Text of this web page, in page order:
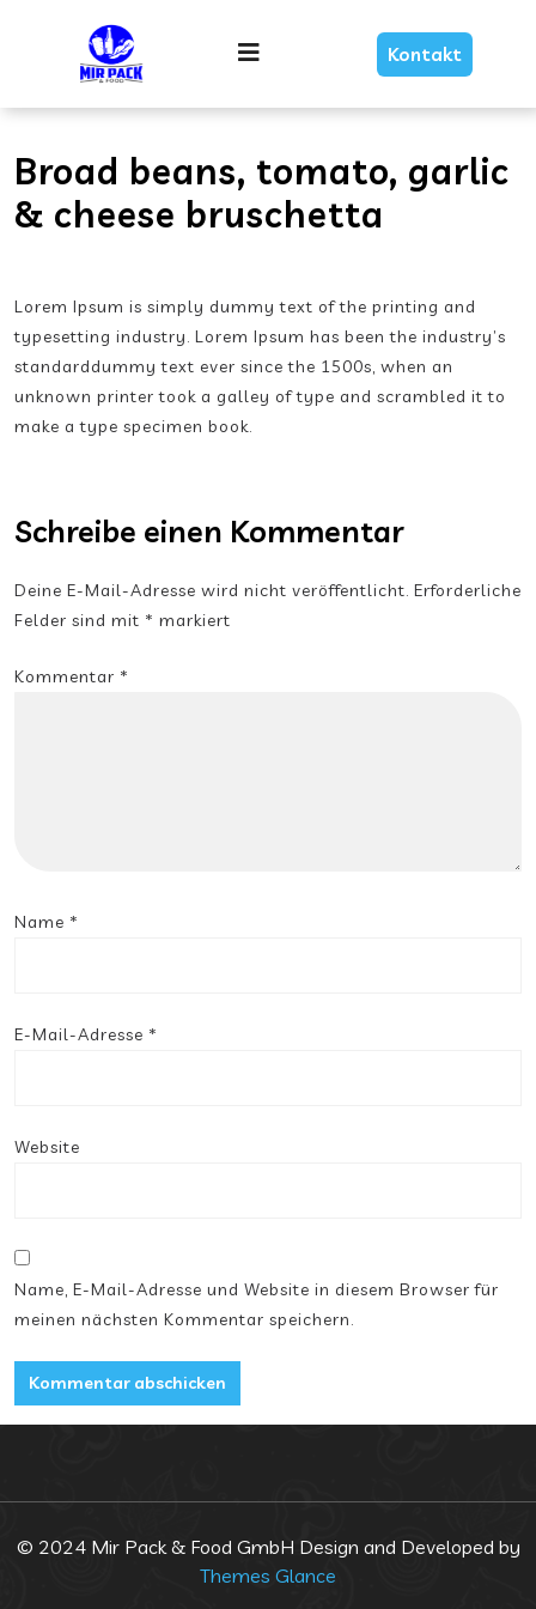
Menu Kontakt
Broad beans, tomato, garlic
& cheese bruschetta
Lorem Ipsum is simply dummy text of the printing and
typesetting industry. Lorem Ipsum has been the industry’s
standarddummy text ever since the 1500s, when an
unknown printer took a galley of type and scrambled it to
make a type specimen book.
Schreibe einen Kommentar
Deine E-Mail-Adresse wird nicht veröffentlicht. Erforderliche
Felder sind mit * markiert
Kommentar *
Name *
E-Mail-Adresse *
Website
Name, E-Mail-Adresse und Website in diesem Browser für
meinen nächsten Kommentar speichern.
© 2024 Mir Pack & Food GmbH Design and Developed by
Themes Glance